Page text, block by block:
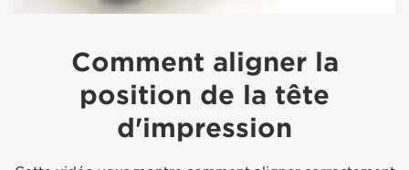
Comment aligner la
position de la tête
d'impression